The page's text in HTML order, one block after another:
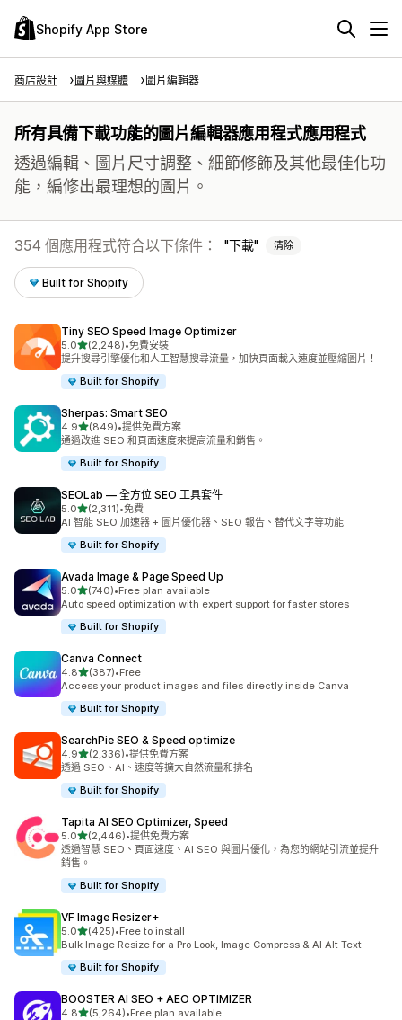
Shopify App Store
商店設計 圖片與媒體 圖片編輯器
所有具備下載功能的圖片編輯器應用程式應用程式
透過編輯、圖片尺寸調整、細節修飾及其他最佳化功
能，編修出最理想的圖片。
354 個應用程式符合以下條件： 下載 清除
Built for Shopify
Tiny SEO Speed Image Optimizer
5.0滿分 5 顆星
(2,248)
共有 2248 則評價
•免費安裝
提升搜尋引擎優化和人工智慧搜尋流量，加快頁面載入速度並壓縮圖片！
Built for Shopify
Sherpas: Smart SEO
4.9滿分 5 顆星
(849)
共有 849 則評價
•提供免費方案
通過改進 SEO 和頁面速度來提高流量和銷售。
Built for Shopify
SEOLab — 全方位 SEO 工具套件
5.0滿分 5 顆星
(2,311)
共有 2311 則評價
•免費
AI 智能 SEO 加速器 + 圖片優化器、SEO 報告、替代文字等功能
Built for Shopify
Avada Image & Page Speed Up
5.0滿分 5 顆星
(740)
共有 740 則評價
•Free plan available
Auto speed optimization with expert support for faster stores
Built for Shopify
Canva Connect
4.8滿分 5 顆星
(387)
共有 387 則評價
•Free
Access your product images and files directly inside Canva
Built for Shopify
SearchPie SEO & Speed optimize
4.9滿分 5 顆星
(2,336)
共有 2336 則評價
•提供免費方案
透過 SEO、AI、速度等擴大自然流量和排名
Built for Shopify
Tapita AI SEO Optimizer, Speed
5.0滿分 5 顆星
(2,446)
共有 2446 則評價
•提供免費方案
透過智慧 SEO、頁面速度、AI SEO 與圖片優化，為您的網站引流並提升
銷售。
Built for Shopify
VF Image Resizer+
5.0滿分 5 顆星
(425)
共有 425 則評價
•Free to install
Bulk Image Resize for a Pro Look, Image Compress & AI Alt Text
Built for Shopify
BOOSTER AI SEO + AEO OPTIMIZER
4.8滿分 5 顆星
(5,264)•Free plan available